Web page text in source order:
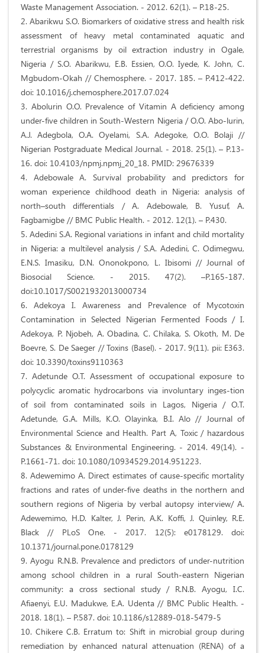
Waste Management Association. - 2012. 62(1). – P.18-25.
2. Abarikwu S.O. Biomarkers of oxidative stress and health risk
assessment of heavy metal contaminated aquatic and
terrestrial organisms by oil extraction industry in Ogale,
Nigeria / S.O. Abarikwu, E.B. Essien, O.O. Iyede, K. John, C.
Mgbudom-Okah // Chemosphere. - 2017. 185. – P.412-422.
doi: 10.1016/j.chemosphere.2017.07.024
3. Abolurin O.O. Prevalence of Vitamin A deficiency among
under-five children in South-Western Nigeria / O.O. Abo-lurin,
A.J. Adegbola, O.A. Oyelami, S.A. Adegoke, O.O. Bolaji //
Nigerian Postgraduate Medical Journal. - 2018. 25(1). – P.13-
16. doi: 10.4103/npmj.npmj_20_18. PMID: 29676339
4. Adebowale A. Survival probability and predictors for
woman experience childhood death in Nigeria: analysis of
north–south differentials / A. Adebowale, B. Yusuf, A.
Fagbamigbe // BMC Public Health. - 2012. 12(1). – P.430.
5. Adedini S.A. Regional variations in infant and child mortality
in Nigeria: a multilevel analysis / S.A. Adedini, C. Odimegwu,
E.N.S. Imasiku, D.N. Ononokpono, L. Ibisomi // Journal of
Biosocial Science. - 2015. 47(2). –P.165-187.
doi:10.1017/S0021932013000734
6. Adekoya I. Awareness and Prevalence of Mycotoxin
Contamination in Selected Nigerian Fermented Foods / I.
Adekoya, P. Njobeh, A. Obadina, C. Chilaka, S. Okoth, M. De
Boevre, S. De Saeger // Toxins (Basel). - 2017. 9(11). pii: E363.
doi: 10.3390/toxins9110363
7. Adetunde O.T. Assessment of occupational exposure to
polycyclic aromatic hydrocarbons via involuntary inges-tion
of soil from contaminated soils in Lagos, Nigeria / O.T.
Adetunde, G.A. Mills, K.O. Olayinka, B.I. Alo // Journal of
Environmental Science and Health. Part A, Toxic / hazardous
Substances & Environmental Engineering. - 2014. 49(14). -
P.1661-71. doi: 10.1080/10934529.2014.951223.
8. Adewemimo A. Direct estimates of cause-specific mortality
fractions and rates of under-five deaths in the northern and
southern regions of Nigeria by verbal autopsy interview/ A.
Adewemimo, H.D. Kalter, J. Perin, A.K. Koffi, J. Quinley, R.E.
Black // PLoS One. - 2017. 12(5): e0178129. doi:
10.1371/journal.pone.0178129
9. Ayogu R.N.B. Prevalence and predictors of under-nutrition
among school children in a rural South-eastern Nigerian
community: a cross sectional study / R.N.B. Ayogu, I.C.
Afiaenyi, E.U. Madukwe, E.A. Udenta // BMC Public Health. -
2018. 18(1). – P.587. doi: 10.1186/s12889-018-5479-5
10. Chikere C.B. Erratum to: Shift in microbial group during
remediation by enhanced natural attenuation (RENA) of a